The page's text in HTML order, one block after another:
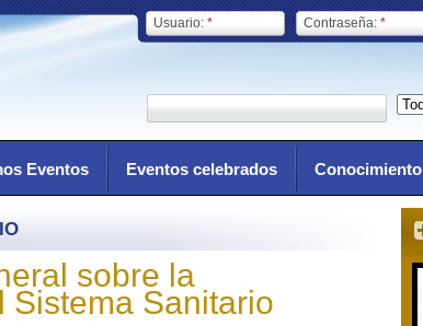
Usuario: * Contraseña: *
Eventos Eventos celebrados Conocimiento
sobre la
Sistema Sanitario